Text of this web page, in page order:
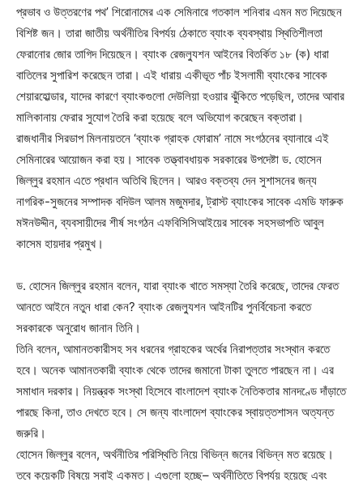
প্রভাব ও উত্তরণের পথ’ শিরোনামের এক সেমিনারে গতকাল শনিবার এমন মত দিয়েছেন
বিশিষ্ট জন। তারা জাতীয় অর্থনীতির বিপর্যয় ঠেকাতে ব্যাংক ব্যবস্থায় স্থিতিশীলতা
ফেরানোর জোর তাগিদ দিয়েছেন। ব্যাংক রেজল্যুশন আইনের বিতর্কিত ১৮ (ক) ধারা
বাতিলের সুপারিশ করেছেন তারা। এই ধারায় একীভূত পাঁচ ইসলামী ব্যাংকের সাবেক
শেয়ারহোল্ডার, যাদের কারণে ব্যাংকগুলো দেউলিয়া হওয়ার ঝুঁকিতে পড়েছিল, তাদের আবার
মালিকানায় ফেরার সুযোগ তৈরি করা হয়েছে বলে অভিযোগ করেছেন বক্তারা।
রাজধানীর সিরডাপ মিলনায়তনে ‘ব্যাংক গ্রাহক ফোরাম’ নামে সংগঠনের ব্যানারে এই
সেমিনারের আয়োজন করা হয়। সাবেক তত্ত্বাবধায়ক সরকারের উপদেষ্টা ড. হোসেন
জিল্লুর রহমান এতে প্রধান অতিথি ছিলেন। আরও বক্তব্য দেন সুশাসনের জন্য
নাগরিক-সুজনের সম্পাদক বদিউল আলম মজুমদার, ট্রাস্ট ব্যাংকের সাবেক এমডি ফারুক
মঈনউদ্দীন, ব্যবসায়ীদের শীর্ষ সংগঠন এফবিসিসিআইয়ের সাবেক সহসভাপতি আবুল
কাসেম হায়দার প্রমুখ।
ড. হোসেন জিল্লুর রহমান বলেন, যারা ব্যাংক খাতে সমস্যা তৈরি করেছে, তাদের ফেরত
আনতে আইনে নতুন ধারা কেন? ব্যাংক রেজল্যুশন আইনটির পুনর্বিবেচনা করতে
সরকারকে অনুরোধ জানান তিনি।
তিনি বলেন, আমানতকারীসহ সব ধরনের গ্রাহকের অর্থের নিরাপত্তার সংস্থান করতে
হবে। অনেক আমানতকারী ব্যাংক থেকে তাদের জমানো টাকা তুলতে পারছেন না। এর
সমাধান দরকার। নিয়ন্ত্রক সংস্থা হিসেবে বাংলাদেশ ব্যাংক নৈতিকতার মানদণ্ডে দাঁড়াতে
পারছে কিনা, তাও দেখতে হবে। সে জন্য বাংলাদেশ ব্যাংকের স্বায়ত্তশাসন অত্যন্ত
জরুরি।
হোসেন জিল্লুর বলেন, অর্থনীতির পরিস্থিতি নিয়ে বিভিন্ন জনের বিভিন্ন মত রয়েছে।
তবে কয়েকটি বিষয়ে সবাই একমত। এগুলো হচ্ছে– অর্থনীতিতে বিপর্যয় হয়েছে এবং